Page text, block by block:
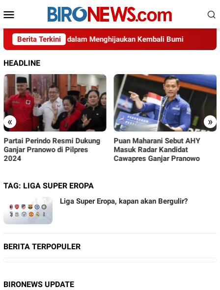
ke
kontenMobile
Berita Terkini
Indonesia dalam Menghijaukan Kembali Bumi
HEADLINE
« »
Puan Maharani Sebut AHY
Masuk Radar Kandidat
Cawapres Ganjar Pranowo
PSI Siap Jadi ‘Kuda Hitam’ di
Pemilu 2024
TAG: LIGA SUPER EROPA
Liga Super Eropa, kapan akan Bergulir?
BERITA TERPOPULER
BIRONEWS UPDATE